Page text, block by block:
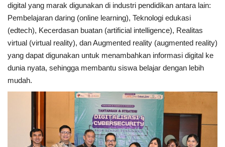
digital yang marak digunakan di industri pendidikan antara lain:
Pembelajaran daring (online learning), Teknologi edukasi
(edtech), Kecerdasan buatan (artificial intelligence), Realitas
virtual (virtual reality), dan Augmented reality (augmented reality)
yang dapat digunakan untuk menambahkan informasi digital ke
dunia nyata, sehingga membantu siswa belajar dengan lebih
mudah.